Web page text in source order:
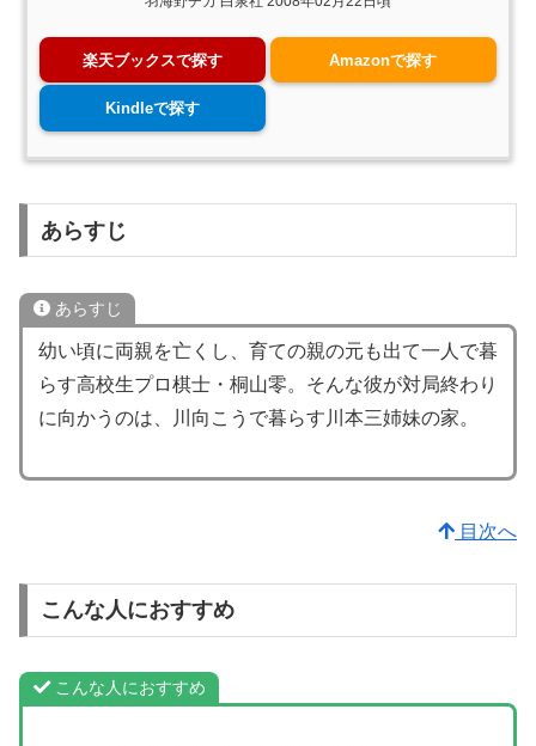
楽天ブックスで探す Amazonで探す
Kindleで探す
あらすじ
あらすじ
幼い頃に両親を亡くし、育ての親の元も出て一人で暮
らす高校生プロ棋士・桐山零。そんな彼が対局終わり
に向かうのは、川向こうで暮らす川本三姉妹の家。
目次へ
こんな人におすすめ
こんな人におすすめ